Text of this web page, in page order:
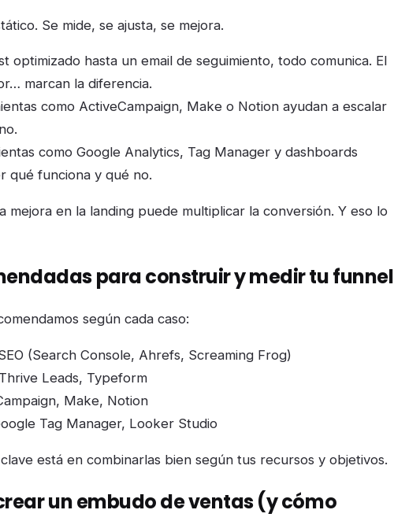
Se mide, se ajusta, se mejora.
optimizado hasta un email de seguimiento, todo comunica. El
marcan la diferencia.
como ActiveCampaign, Make o Notion ayudan a escalar
como Google Analytics, Tag Manager y dashboards
qué funciona y qué no.
mejora en la landing puede multiplicar la conversión. Y eso lo
para construir y medir tu funnel
según cada caso:
(Search Console, Ahrefs, Screaming Frog)
Leads, Typeform
Make, Notion
Tag Manager, Looker Studio
está en combinarlas bien según tus recursos y objetivos.
un embudo de ventas (y cómo